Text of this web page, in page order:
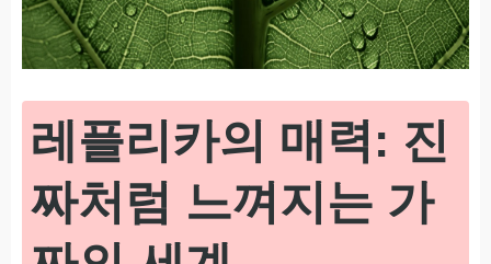
레플리카의 매력: 진
짜처럼 느껴지는 가